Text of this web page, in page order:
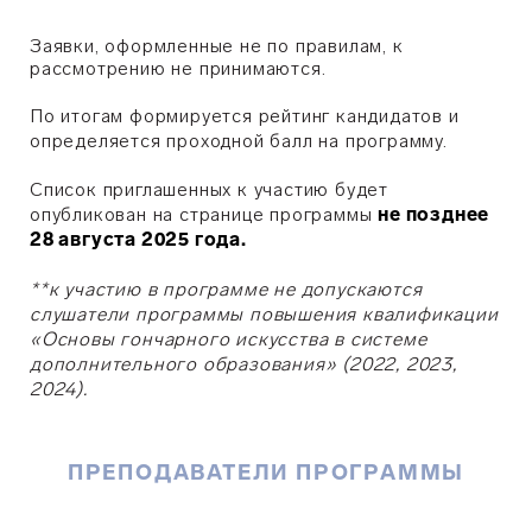
Заявки, оформленные не по правилам, к
рассмотрению не принимаются.
По итогам формируется рейтинг кандидатов и
определяется проходной балл на программу.
Список приглашенных к участию будет
опубликован на странице программыне позднее
28августа 2025 года.
**к участию в программе не допускаются
слушатели программы повышения квалификации
«Основы гончарного искусства в системе
дополнительного образования» (2022, 2023,
2024).
ПРЕПОДАВАТЕЛИ ПРОГРАММЫ